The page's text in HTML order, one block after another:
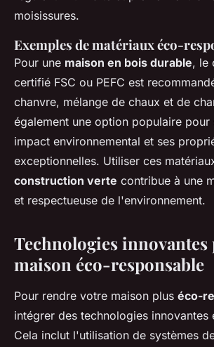
moisissures.
Exemples de matériaux éco-
Pour une maison en bois durable, le
certifié FSC ou PEFC est
chanvre, mélange de chaux et de
également une option populaire pour
impact environnemental et ses
exceptionnelles. Utiliser ces
construction verte contribue à une
et respectueuse de l'environnement.
Technologies
maison éco-responsable
Pour rendre votre maison plus éco-
intégrer des technologies innovantes
Cela inclut l'utilisation de systèmes